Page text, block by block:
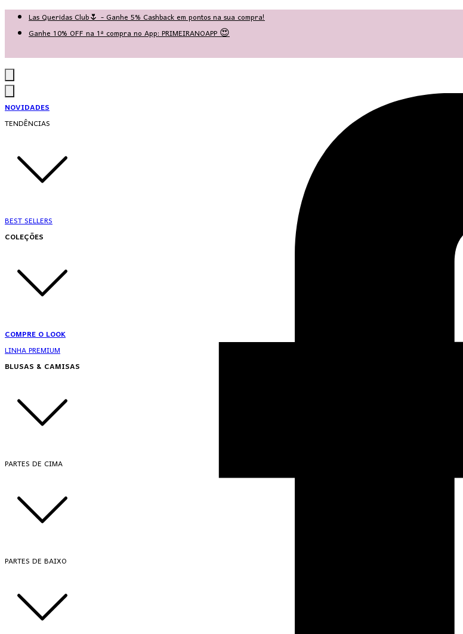
Las Queridas Club🌷 - Ganhe 5% Cashback em pontos na sua compra!
Ganhe 10% OFF na 1ª compra no App: PRIMEIRANOAPP 😍
NOVIDADES
TENDÊNCIAS
BEST SELLERS
COLEÇÕES
COMPRE O LOOK
LINHA PREMIUM
BLUSAS & CAMISAS
PARTES DE CIMA
PARTES DE BAIXO